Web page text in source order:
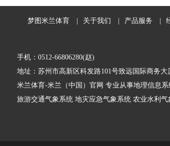
梦图米兰体育 关于我们 产品服务
手机：0512-66806280(赵)
地址：苏州市高新区科发路101号致远国际商务大
米兰体育-米兰（中国）官网 专业从事地理信息
旅游交通气象系统 地灾应急气象系统 农业水利气